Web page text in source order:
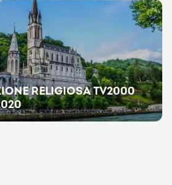
RELIGIOSA TV2000